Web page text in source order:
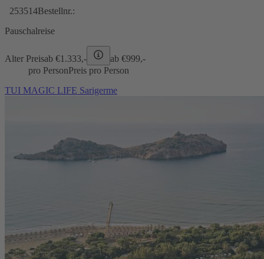
253514Bestellnr.:
Pauschalreise
Alter Preisab €1.333,- ab €999,-
pro PersonPreis pro Person
TUI MAGIC LIFE Sarigerme